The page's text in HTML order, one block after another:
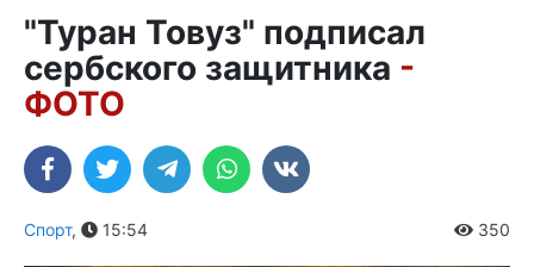
"Туран Товуз" подписал
сербского защитника -
ФОТО
Спорт, 15:54 350